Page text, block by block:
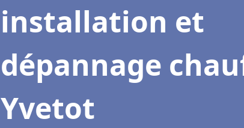
installation et
dépannage
Yvetot